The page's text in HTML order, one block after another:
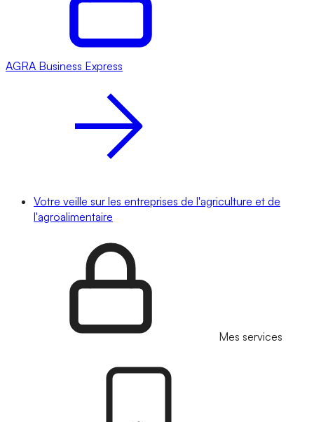
AGRA Business Express
Votre veille sur les entreprises de l'agriculture et de
l'agroalimentaire
Mes services